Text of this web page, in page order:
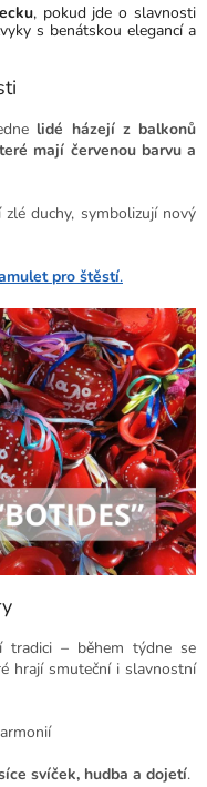
, pokud jde o slavnosti
s benátskou elegancí a
lidé házejí z balkonů
mají červenou barvu a
duchy, symbolizují nový
pro štěstí.
tradici – během týdne se
hrají smuteční i slavnostní
svíček, hudba a dojetí.